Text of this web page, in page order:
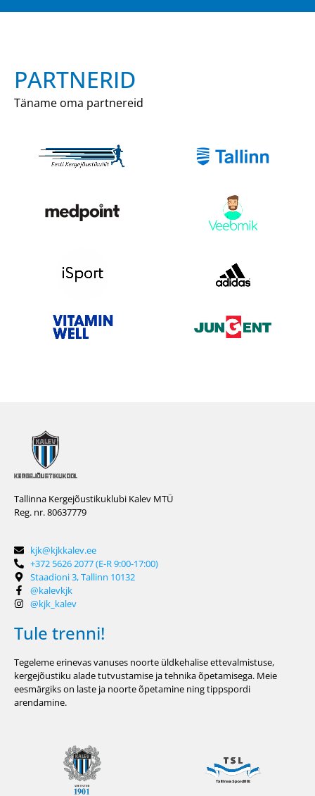
PARTNERID
Täname oma partnereid
Tallinna Kergejõustikuklubi Kalev MTÜ
Reg. nr. 80637779
kjk@kjkkalev.ee
+372 5626 2077 (E-R 9:00-17:00)
Staadioni 3, Tallinn 10132
@kalevkjk
@kjk_kalev
Tule trenni!
Tegeleme erinevas vanuses noorte üldkehalise ettevalmistuse,
kergejõustiku alade tutvustamise ja tehnika õpetamisega. Meie
eesmärgiks on laste ja noorte õpetamine ning tippspordi
arendamine.